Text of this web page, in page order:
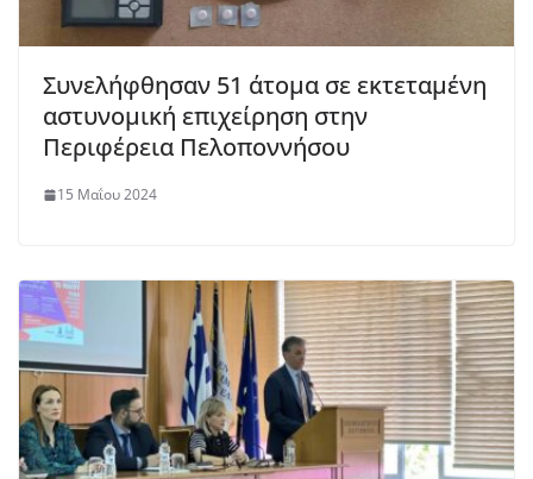
Συνελήφθησαν 51 άτομα σε εκτεταμένη
αστυνομική επιχείρηση στην
Περιφέρεια Πελοποννήσου
15 Μαΐου 2024